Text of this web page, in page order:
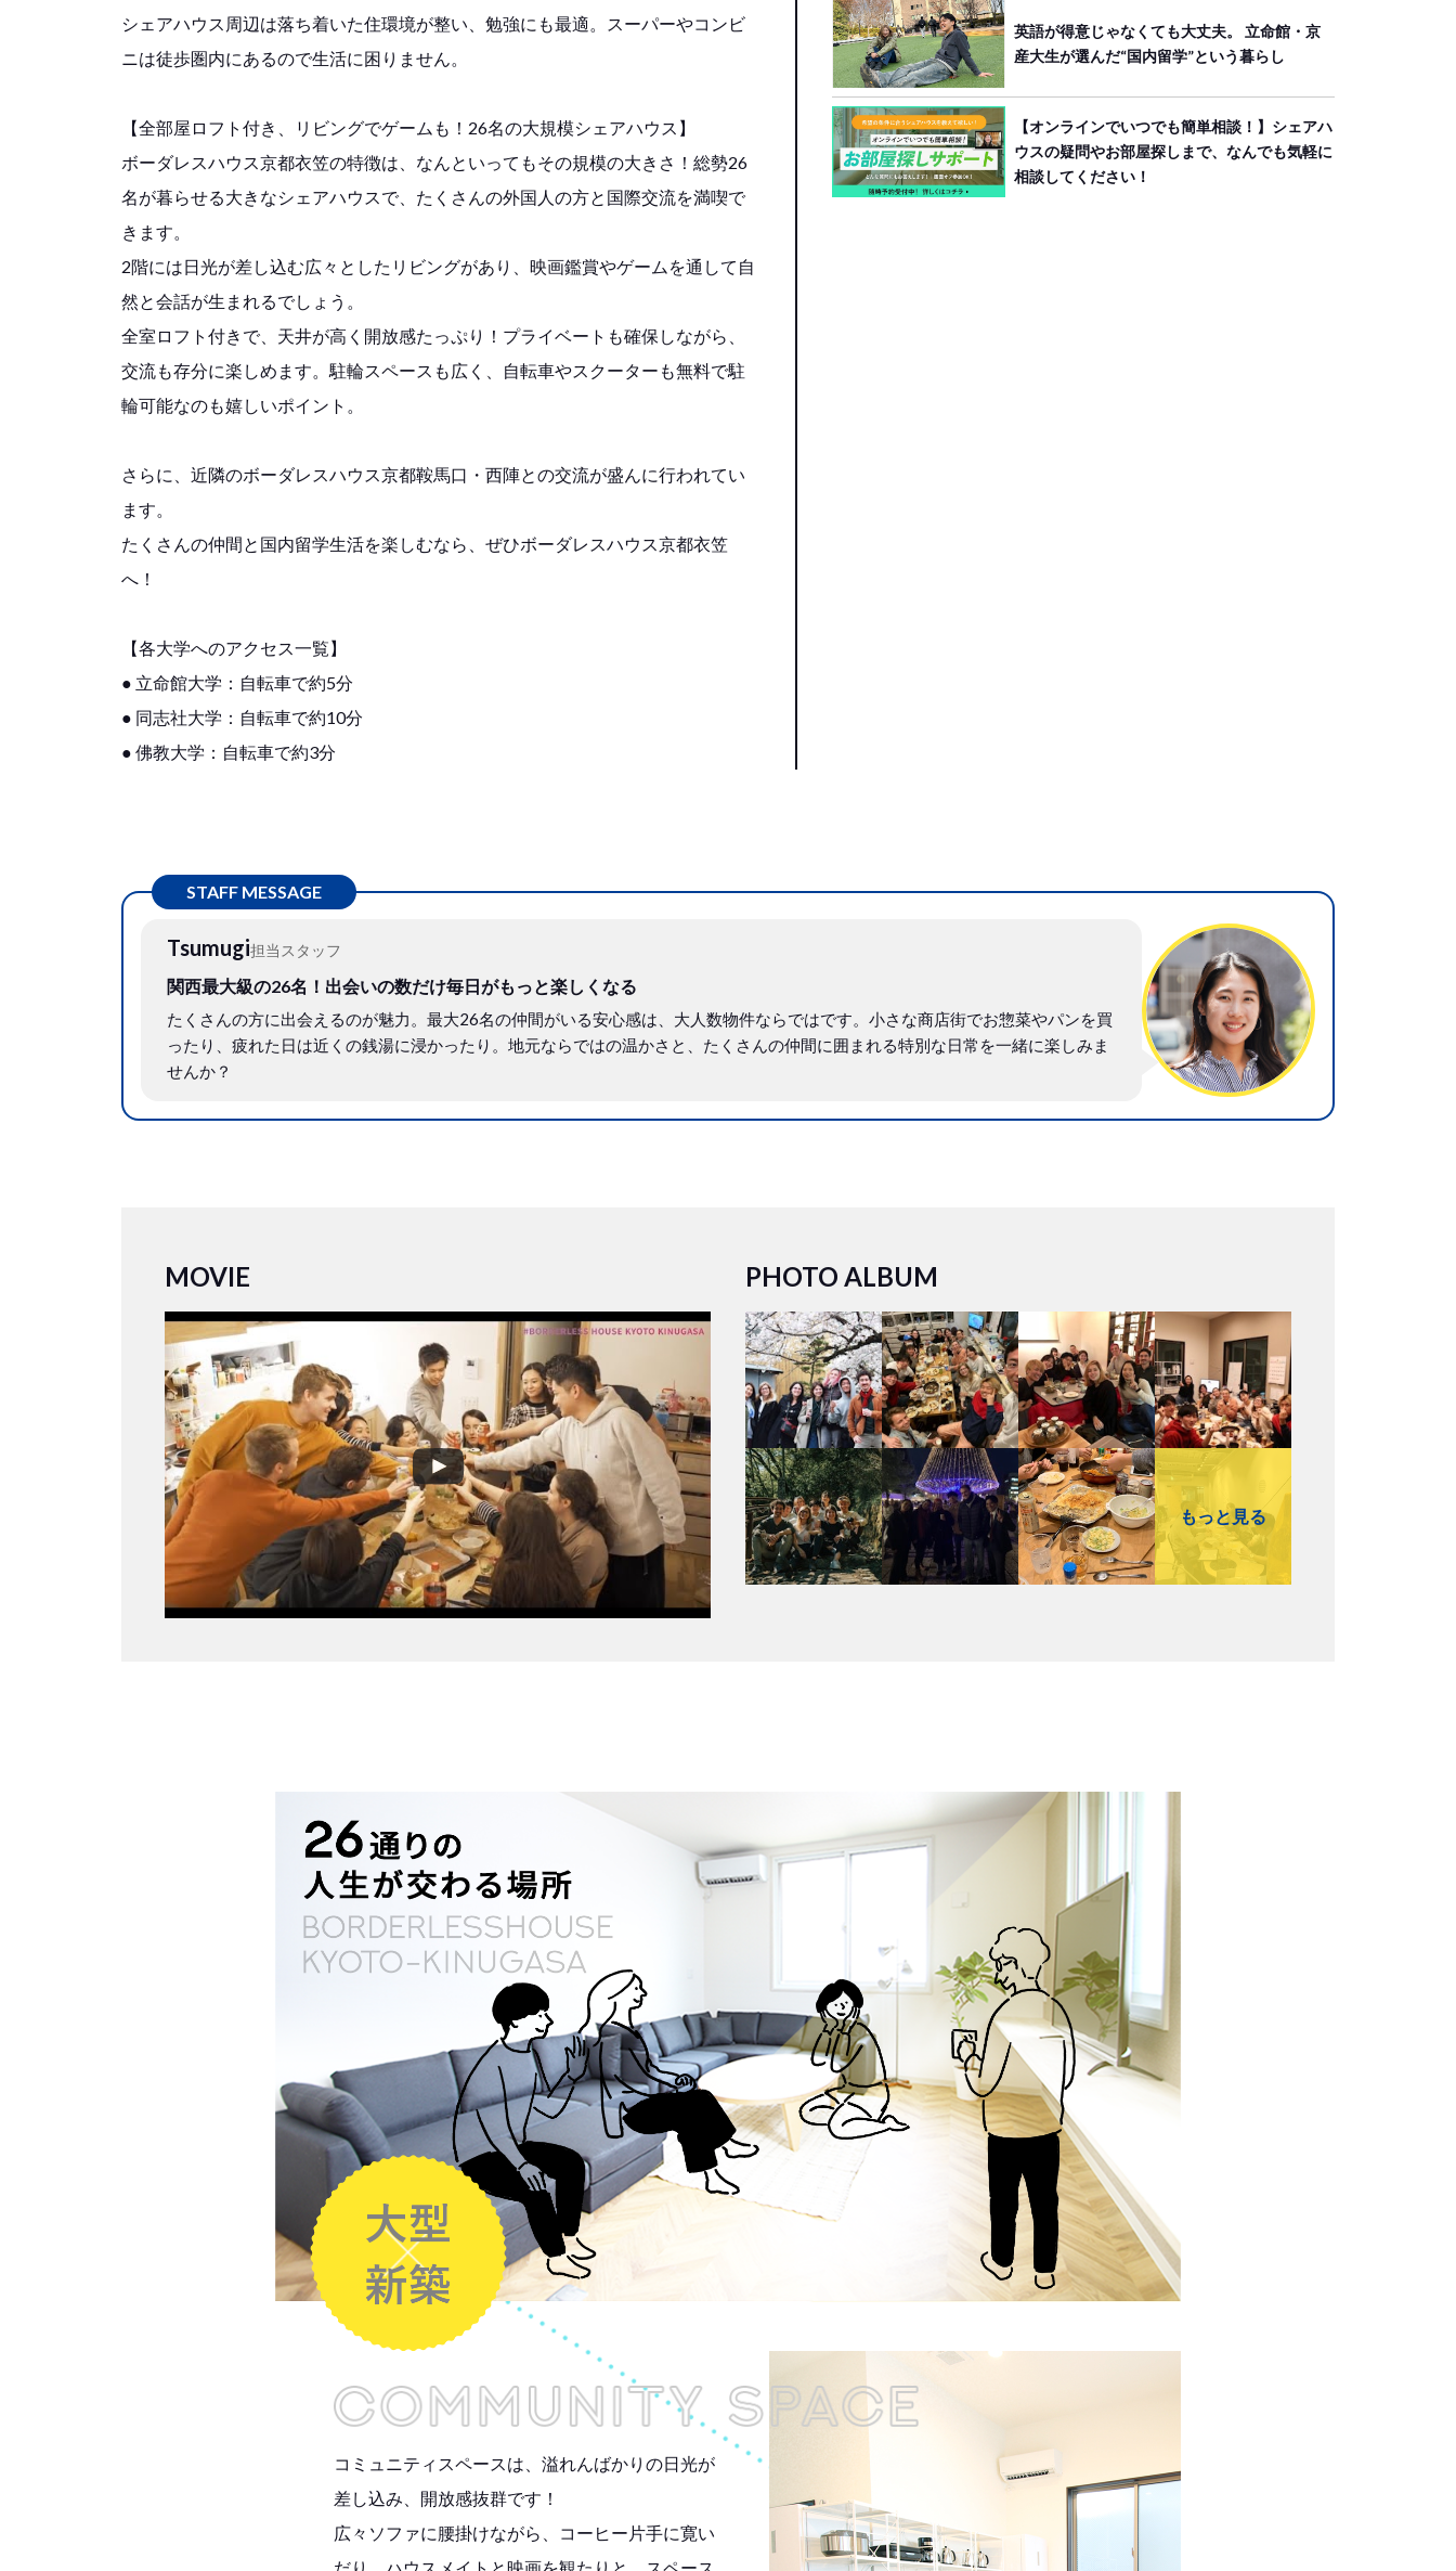
シェアハウス周辺は落ち着いた住環境が整い、勉強にも最適。スーパーやコンビ
ニは徒歩圏内にあるので生活に困りません。
【全部屋ロフト付き、リビングでゲームも！26名の大規模シェアハウス】
ボーダレスハウス京都衣笠の特徴は、なんといってもその規模の大きさ！総勢26
名が暮らせる大きなシェアハウスで、たくさんの外国人の方と国際交流を満喫で
きます。
2階には日光が差し込む広々としたリビングがあり、映画鑑賞やゲームを通して自
然と会話が生まれるでしょう。
全室ロフト付きで、天井が高く開放感たっぷり！プライベートも確保しながら、
交流も存分に楽しめます。駐輪スペースも広く、自転車やスクーターも無料で駐
輪可能なのも嬉しいポイント。
さらに、近隣のボーダレスハウス京都鞍馬口・西陣との交流が盛んに行われてい
ます。
たくさんの仲間と国内留学生活を楽しむなら、ぜひボーダレスハウス京都衣笠
へ！
【各大学へのアクセス一覧】
● 立命館大学：自転車で約5分
● 同志社大学：自転車で約10分
● 佛教大学：自転車で約3分
英語が得意じゃなくても大丈夫。 立命館・京
産大生が選んだ“国内留学”という暮らし
【オンラインでいつでも簡単相談！】シェアハ
ウスの疑問やお部屋探しまで、なんでも気軽に
相談してください！
STAFF MESSAGE
Tsumugi担当スタッフ
関西最大級の26名！出会いの数だけ毎日がもっと楽しくなる
たくさんの方に出会えるのが魅力。最大26名の仲間がいる安心感は、大人数物件ならではです。小さな商店街でお惣菜やパンを買
ったり、疲れた日は近くの銭湯に浸かったり。地元ならではの温かさと、たくさんの仲間に囲まれる特別な日常を一緒に楽しみま
せんか？
MOVIE PHOTO ALBUM
もっと見る
コミュニティスペースは、溢れんばかりの日光が
差し込み、開放感抜群です！
広々ソファに腰掛けながら、コーヒー片手に寛い